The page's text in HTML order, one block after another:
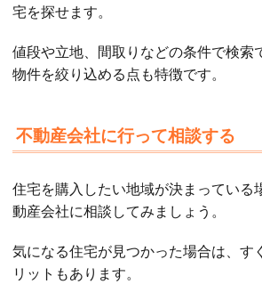
宅を探せます。
値段や立地、間取りなどの条件で検索
物件を絞り込める点も特徴です。
不動産会社に行って相談する
住宅を購入したい地域が決まっている
動産会社に相談してみましょう。
気になる住宅が見つかった場合は、す
リットもあります。